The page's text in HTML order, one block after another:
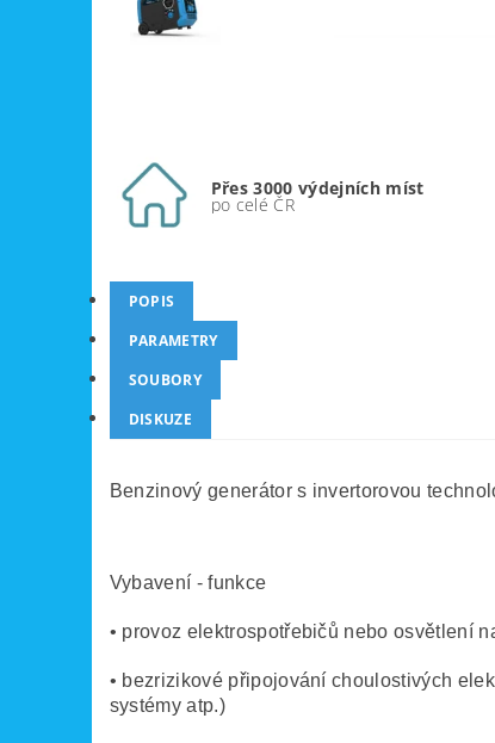
Přes 3000 výdejních míst
po celé ČR
POPIS
PARAMETRY
SOUBORY
DISKUZE
Benzinový generátor s invertorovou
Vybavení - funkce
• provoz elektrospotřebičů nebo osvětlení
• bezrizikové připojování choulostivých
systémy atp.)